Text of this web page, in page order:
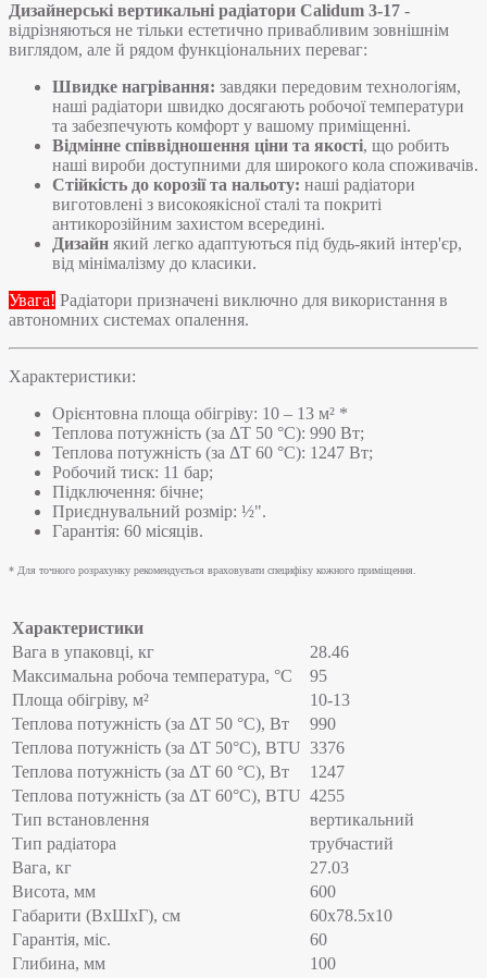
Дизайнерські вертикальні радіатори Calidum 3-17 -
відрізняються не тільки естетично привабливим зовнішнім
виглядом, але й рядом функціональних переваг:
Швидке нагрівання: завдяки передовим технологіям,
наші радіатори швидко досягають робочої температури
та забезпечують комфорт у вашому приміщенні.
Відмінне співвідношення ціни та якості, що робить
наші вироби доступними для широкого кола споживачів.
Стійкість до корозії та нальоту: наші радіатори
виготовлені з високоякісної сталі та покриті
антикорозійним захистом всередині.
Дизайн який легко адаптуються під будь-який інтер'єр,
від мінімалізму до класики.
Увага! Радіатори призначені виключно для використання в
автономних системах опалення.
Характеристики:
Орієнтовна площа обігріву: 10 – 13 м² *
Теплова потужність (за ΔT 50 °C): 990 Вт;
Теплова потужність (за ΔT 60 °C): 1247 Вт;
Робочий тиск: 11 бар;
Підключення: бічне;
Приєднувальний розмір: ½".
Гарантія: 60 місяців.
* Для точного розрахунку рекомендується враховувати специфіку кожного приміщення.
Характеристики
Вага в упаковці, кг
28.46
Максимальна робоча температура, °C
95
Площа обігріву, м²
10-13
Теплова потужність (за ΔT 50 °C), Вт
990
Теплова потужність (за ΔT 50°С), BTU 3376
Теплова потужність (за ΔT 60 °C), Вт
1247
Теплова потужність (за ΔT 60°С), BTU 4255
Тип встановлення
вертикальний
Тип радіатора
трубчастий
Вага, кг
27.03
Висота, мм
600
Габарити (ВхШхГ), см
60x78.5x10
Гарантія, міс.
60
Глибина, мм
100